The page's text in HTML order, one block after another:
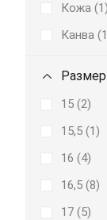
Кожа (1)
Канва (1
15 (2)
15,5 (1)
16 (4)
16,5 (8)
17 (5)